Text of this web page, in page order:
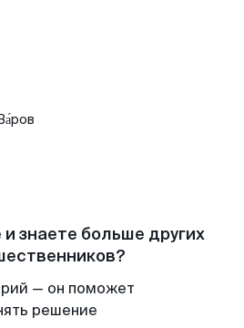
знаете больше других
— он поможет
решение